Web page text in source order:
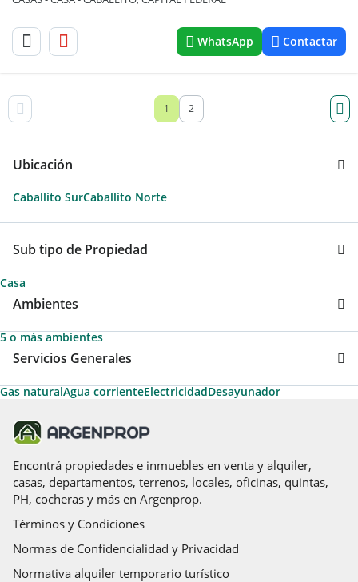
WhatsApp Contactar
1 2
Ubicación
Caballito SurCaballito Norte
Sub tipo de Propiedad
Casa
Ambientes
5 o más ambientes
Servicios Generales
Gas naturalAgua corrienteElectricidadDesayunador
Encontrá propiedades e inmuebles en venta y alquiler,
casas, departamentos, terrenos, locales, oficinas, quintas,
PH, cocheras y más en Argenprop.
Términos y Condiciones
Normas de Confidencialidad y Privacidad
Normativa alquiler temporario turístico